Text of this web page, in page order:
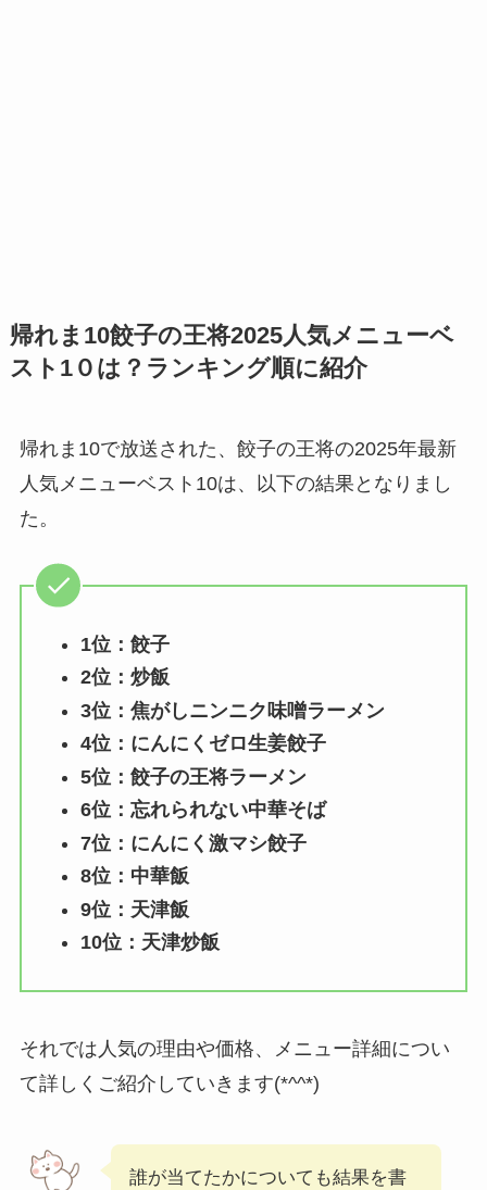
帰れま10餃子の王将2025人気メニューベ
スト1０は？ランキング順に紹介
帰れま10で放送された、餃子の王将の2025年最新
人気メニューベスト10は、以下の結果となりまし
た。
1位：餃子
2位：炒飯
3位：焦がしニンニク味噌ラーメン
4位：にんにくゼロ生姜餃子
5位：餃子の王将ラーメン
6位：忘れられない中華そば
7位：にんにく激マシ餃子
8位：中華飯
9位：天津飯
10位：天津炒飯
それでは人気の理由や価格、メニュー詳細につい
て詳しくご紹介していきます(*^^*)
誰が当てたかについても結果を書